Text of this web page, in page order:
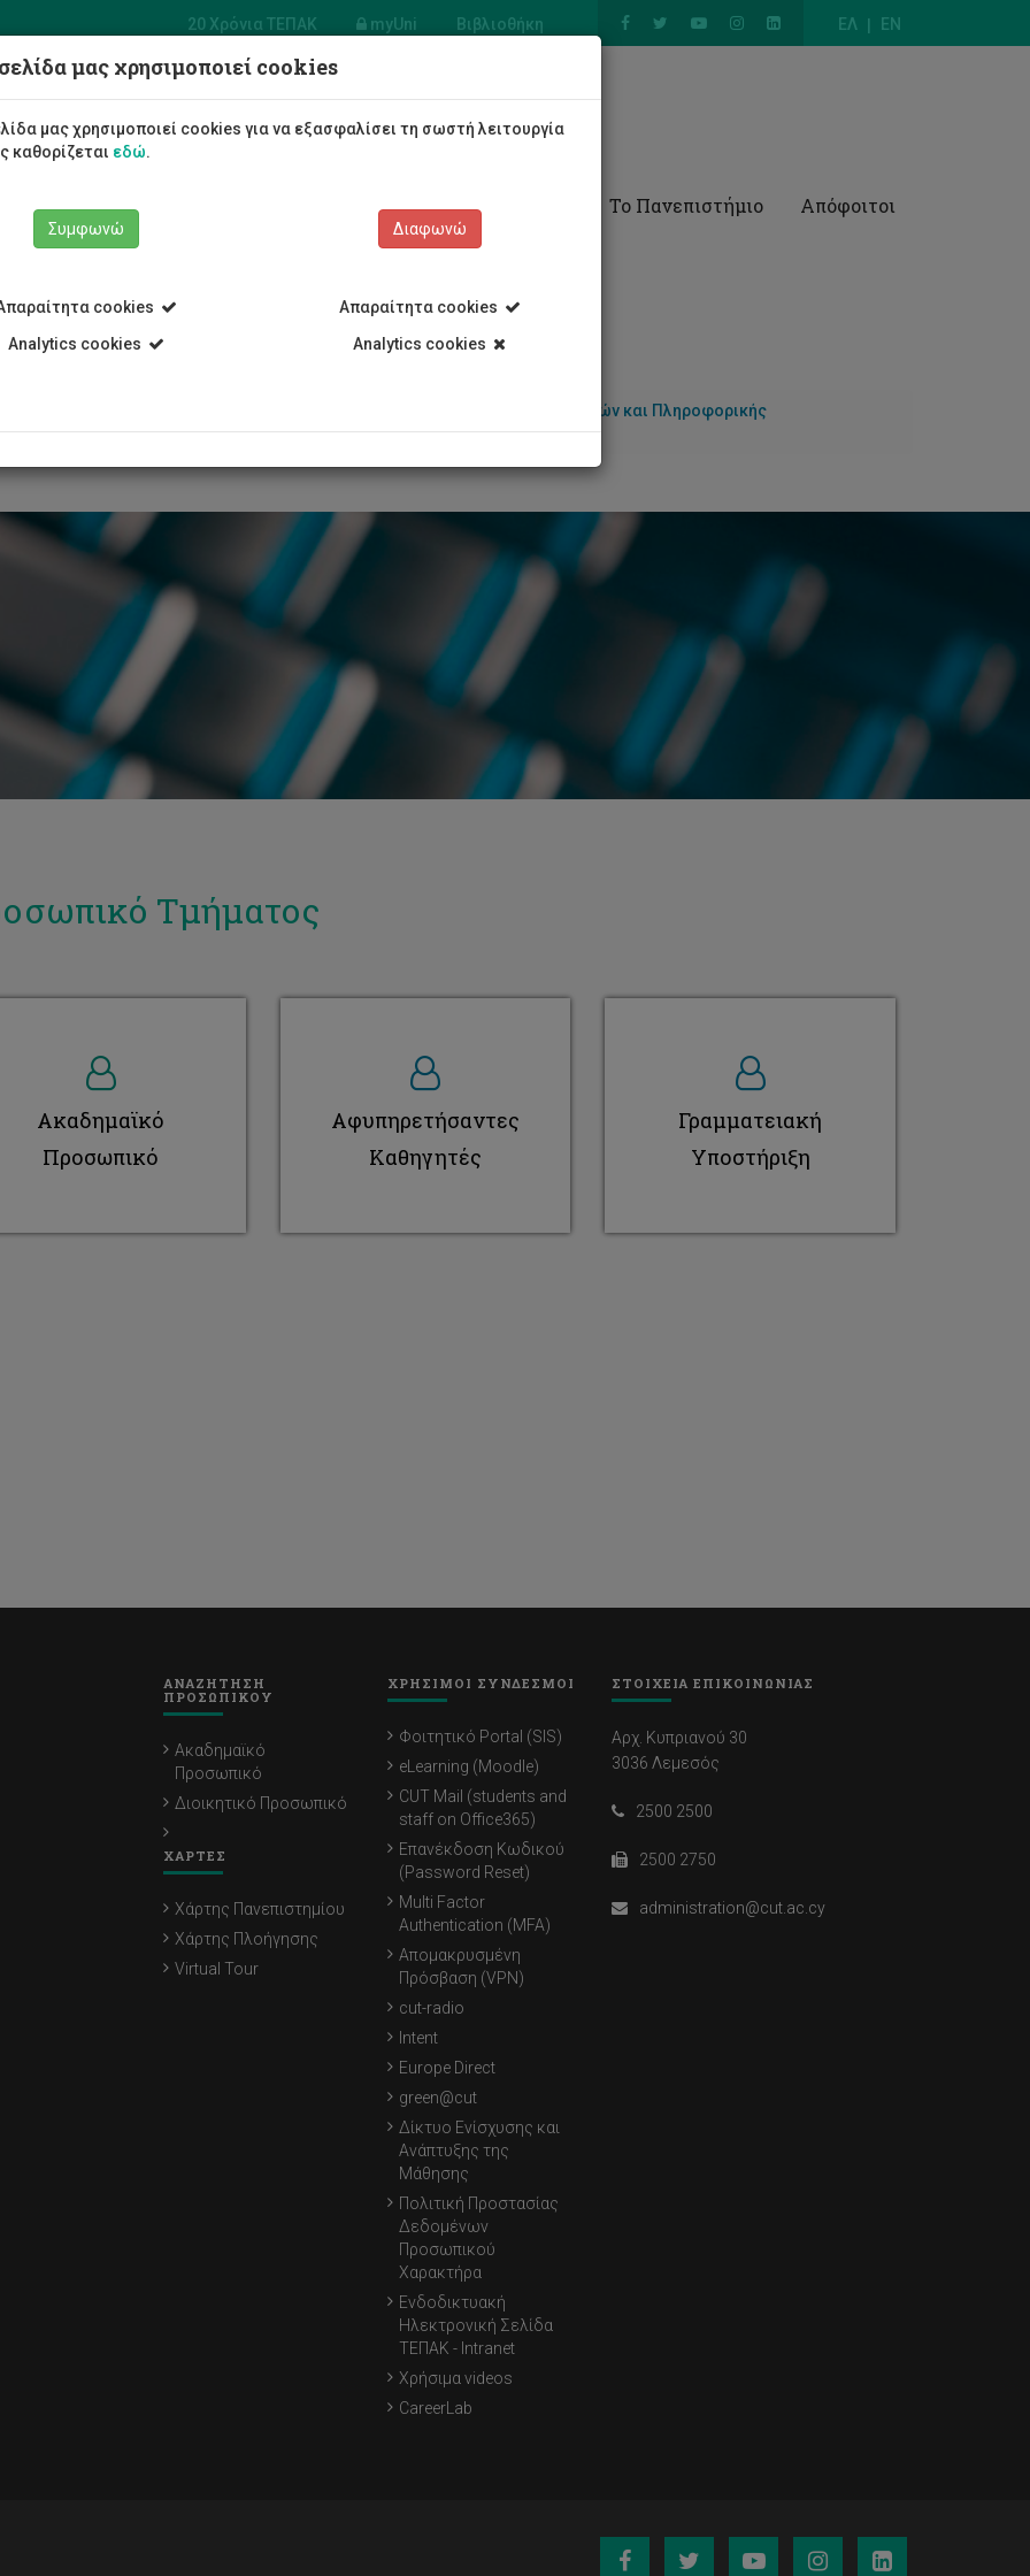
ΕΛ EN
20 Χρόνια ΤΕΠΑΚ myUni Βιβλιοθήκη
Ηλεκτρολόγων Μηχανικών
Ηλεκτρονικών
και Πληροφορικής
Σπουδές Το Πανεπιστήμιο Απόφοιτοι
Τμήμα Ηλεκτρολόγων Μηχανικών και Μηχανικών Ηλεκτρονικών Υπολογιστών και Πληροφορικής
Τμήματος
Ακαδημαϊκό
Προσωπικό
Αφυπηρετήσαντες
Καθηγητές
Γραμματειακή
Υποστήριξη
ΑΝΑΖΗΤΗΣΗ
ΠΡΟΣΩΠΙΚΟΥ
Ακαδημαϊκό
Προσωπικό
Διοικητικό Προσωπικό
ΧΑΡΤΕΣ
Χάρτης Πανεπιστημίου
Χάρτης Πλοήγησης
Virtual Tour
ΧΡΗΣΙΜΟΙ ΣΥΝΔΕΣΜΟΙ
Φοιτητικό Portal (SIS)
eLearning (Moodle)
CUT Mail (students and
staff on Office365)
Επανέκδοση Κωδικού
(Password Reset)
Multi Factor
Authentication (MFA)
Απομακρυσμένη
Πρόσβαση (VPN)
cut-radio
Intent
Europe Direct
green@cut
Δίκτυο Ενίσχυσης και
Ανάπτυξης της
Μάθησης
Πολιτική Προστασίας
Δεδομένων
Προσωπικού
Χαρακτήρα
Ενδοδικτυακή
Ηλεκτρονική Σελίδα
ΤΕΠΑΚ - Intranet
Χρήσιμα videos
CareerLab
ΣΤΟΙΧΕΙΑ ΕΠΙΚΟΙΝΩΝΙΑΣ
Αρχ. Κυπριανού 30
3036 Λεμεσός
2500 2500
2500 2750
administration@cut.ac.cy
μας χρησιμοποιεί cookies
μας χρησιμοποιεί cookies για να εξασφαλίσει τη σωστή λειτουργία
καθορίζεται εδώ.
Συμφωνώ
cookies
Analytics cookies
Διαφωνώ
Απαραίτητα cookies
Analytics cookies